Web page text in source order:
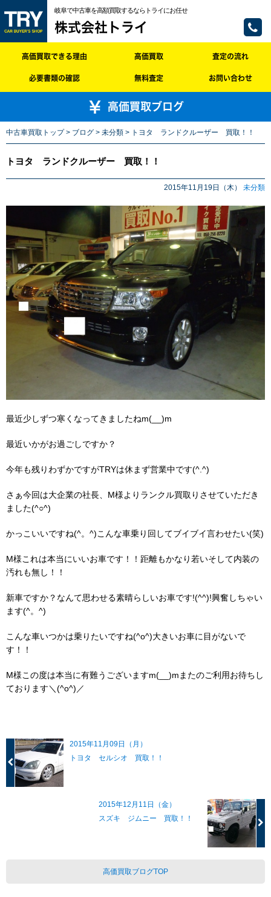
岐阜で中古車を高額買取するならトライにお任せ
株式会社トライ
高価買取できる理由 高価買取 査定の流れ
必要書類の確認 無料査定 お問い合わせ
高価買取ブログ
中古車買取トップ> ブログ > 未分類 > トヨタ ランドクルーザー 買取！！
トヨタ ランドクルーザー 買取！！
2015年11月19日（木） 未分類
最近少しずつ寒くなってきましたねm(__)m
最近いかがお過ごしですか？
今年も残りわずかですがTRYは休まず営業中です(^.^)
さぁ今回は大企業の社長、M様よりランクル買取りさせていただき
ました(^○^)
かっこいいですね(^。^)こんな車乗り回してブイブイ言わせたい(笑)
M様これは本当にいいお車です！！距離もかなり若いそして内装の
汚れも無し！！
新車ですか？なんて思わせる素晴らしいお車です!(^^)!興奮しちゃい
ます(^。^)
こんな車いつかは乗りたいですね(^o^)大きいお車に目がないで
す！！
M様この度は本当に有難うございますm(__)mまたのご利用お待ちし
ております＼(^o^)／
2015年11月09日（月）
トヨタ セルシオ 買取！！
2015年12月11日（金）
スズキ ジムニー 買取！！
高価買取ブログTOP